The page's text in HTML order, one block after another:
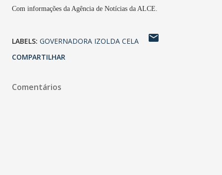
Com informações da Agência de Notícias da ALCE.
LABELS: GOVERNADORA IZOLDA CELA
COMPARTILHAR
Comentários